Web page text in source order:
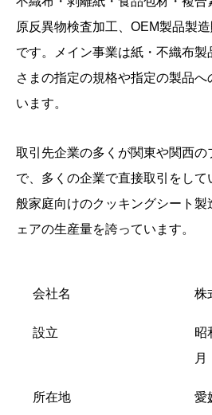
原反異物検査加工、OEM製品製
です。メイン事業は紙・不織布
さまの指定の規格や指定の製品へ
います。
取引先企業の多くが関東や関西の
で、多くの企業で直接取引をし
般家庭向けのクッキングシート製
ェアの生産量を誇っています。
会社名 株
設立
昭
月
所在地
愛